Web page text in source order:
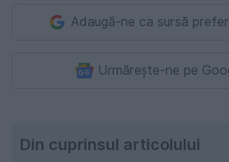
Adaugă-ne ca sursă
Urmărește-ne pe
Din cuprinsul articolului